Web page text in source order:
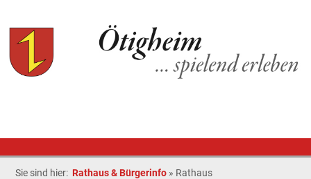
Sie sind hier: Rathaus & Bürgerinfo » Rathaus